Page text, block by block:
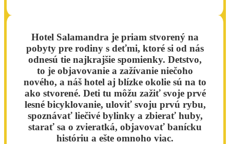
Hotel Salamandra je priam stvorený na
pobyty pre rodiny s deťmi, ktoré si od nás
odnesú tie najkrajšie spomienky. Detstvo,
to je objavovanie a zažívanie niečoho
nového, a náš hotel aj blízke okolie sú na to
ako stvorené. Deti tu môžu zažiť svoje prvé
lesné bicyklovanie, uloviť svoju prvú rybu,
spoznávať liečivé bylinky a zbierať huby,
starať sa o zvieratká, objavovať banícku
históriu a ešte omnoho viac.